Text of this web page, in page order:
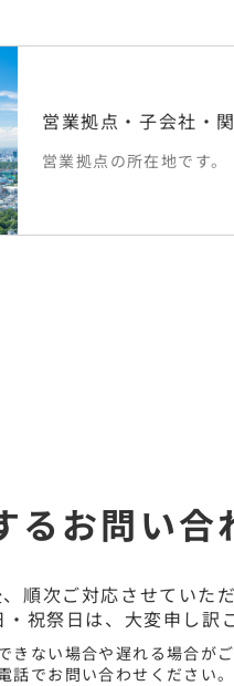
営業拠点・子会社・
営業拠点の所在地です。
るお問い合
順次ご対応させていただ
祝祭日は、大変申し訳
ない場合や遅れる場合がご
でお問い合わせください。